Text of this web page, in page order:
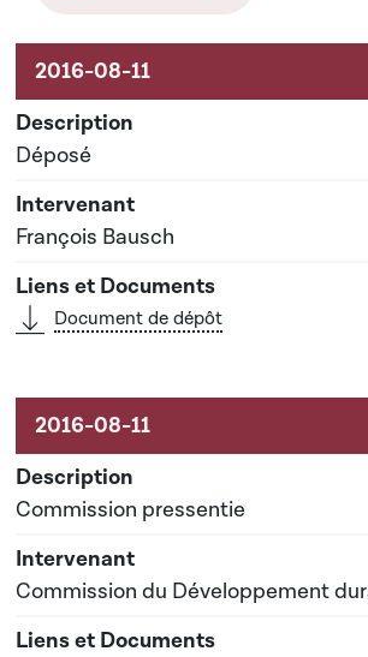
Aktivitéiten um Dossier
Déposé
François Bausch
Document de dépôt
Commission pressentie
Commission du Développement